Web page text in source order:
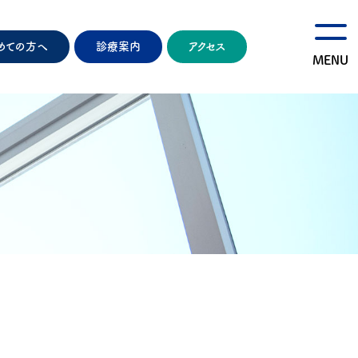
ての方へ 診療案内 アクセス